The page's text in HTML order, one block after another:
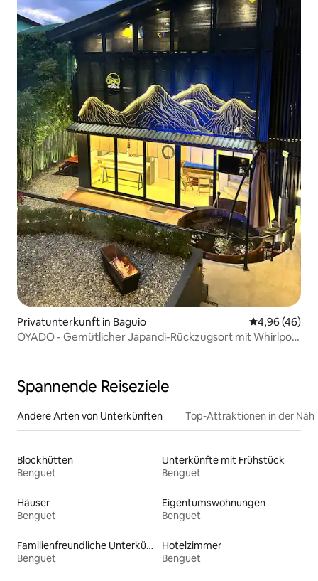
Privatunterkunft in Baguio
4,96 (46)
OYADO - Gemütlicher Japandi-Rückzugsort mit Whirlpool
Spannende Reiseziele
Andere Arten von Unterkünften Top-Attraktionen in der
Blockhütten
Benguet
Unterkünfte mit Frühstück
Benguet
Häuser
Benguet
Eigentumswohnungen
Benguet
Familienfreundliche Unterkünfte
Benguet
Hotelzimmer
Benguet